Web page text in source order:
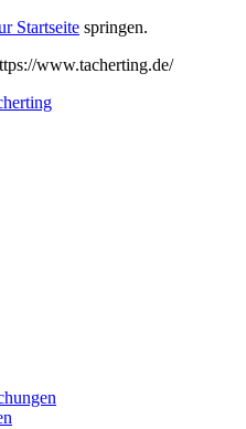
Startseite springen.
www.tacherting.de/